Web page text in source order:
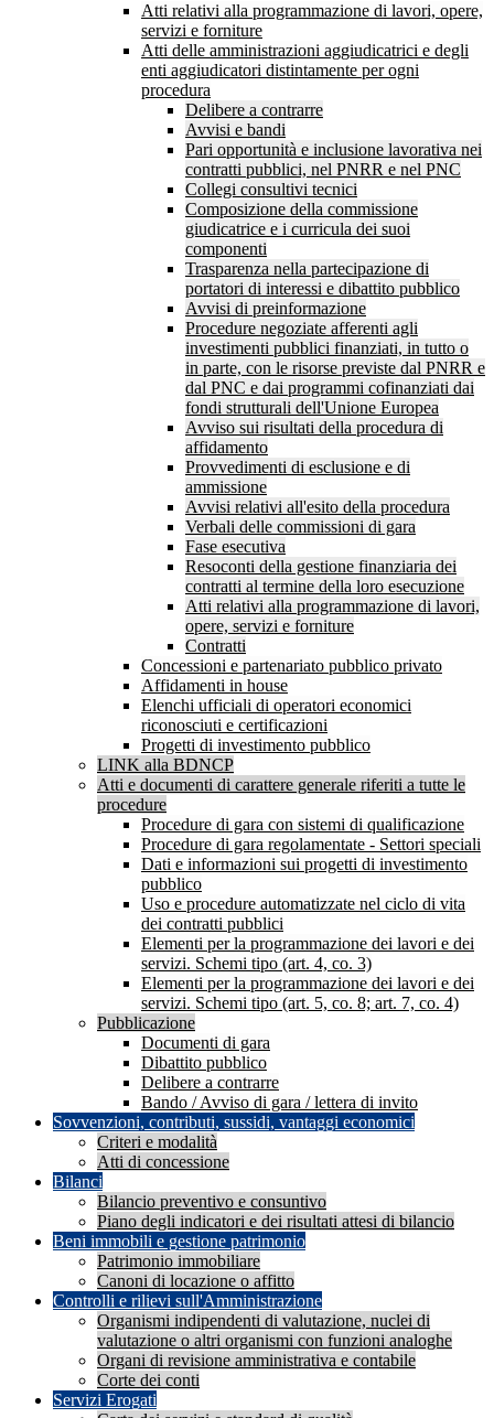
Atti relativi alla programmazione di lavori, opere,
servizi e forniture
Atti delle amministrazioni aggiudicatrici e degli
enti aggiudicatori distintamente per ogni
procedura
Delibere a contrarre
Avvisi e bandi
Pari opportunità e inclusione lavorativa nei
contratti pubblici, nel PNRR e nel PNC
Collegi consultivi tecnici
Composizione della commissione
giudicatrice e i curricula dei suoi
componenti
Trasparenza nella partecipazione di
portatori di interessi e dibattito pubblico
Avvisi di preinformazione
Procedure negoziate afferenti agli
investimenti pubblici finanziati, in tutto o
in parte, con le risorse previste dal PNRR e
dal PNC e dai programmi cofinanziati dai
fondi strutturali dell'Unione Europea
Avviso sui risultati della procedura di
affidamento
Provvedimenti di esclusione e di
ammissione
Avvisi relativi all'esito della procedura
Verbali delle commissioni di gara
Fase esecutiva
Resoconti della gestione finanziaria dei
contratti al termine della loro esecuzione
Atti relativi alla programmazione di lavori,
opere, servizi e forniture
Contratti
Concessioni e partenariato pubblico privato
Affidamenti in house
Elenchi ufficiali di operatori economici
riconosciuti e certificazioni
Progetti di investimento pubblico
LINK alla BDNCP
Atti e documenti di carattere generale riferiti a tutte le
procedure
Procedure di gara con sistemi di qualificazione
Procedure di gara regolamentate - Settori speciali
Dati e informazioni sui progetti di investimento
pubblico
Uso e procedure automatizzate nel ciclo di vita
dei contratti pubblici
Elementi per la programmazione dei lavori e dei
servizi. Schemi tipo (art. 4, co. 3)
Elementi per la programmazione dei lavori e dei
servizi. Schemi tipo (art. 5, co. 8; art. 7, co. 4)
Pubblicazione
Documenti di gara
Dibattito pubblico
Delibere a contrarre
Bando / Avviso di gara / lettera di invito
Sovvenzioni, contributi, sussidi, vantaggi economici
Criteri e modalità
Atti di concessione
Bilanci
Bilancio preventivo e consuntivo
Piano degli indicatori e dei risultati attesi di bilancio
Beni immobili e gestione patrimonio
Patrimonio immobiliare
Canoni di locazione o affitto
Controlli e rilievi sull'Amministrazione
Organismi indipendenti di valutazione, nuclei di
valutazione o altri organismi con funzioni analoghe
Organi di revisione amministrativa e contabile
Corte dei conti
Servizi Erogati